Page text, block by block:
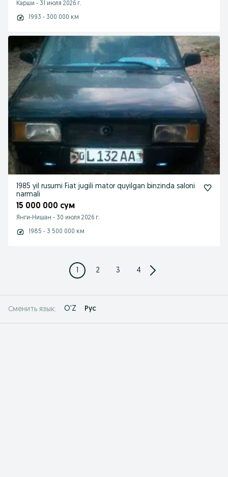
Карши - 31 июля 2026 г.
1993 - 300 000 км
1985 yil rusumi Fiat jugili mator quyilgan binzinda saloni
narmali
15 000 000 сум
Янги-Нишан - 30 июля 2026 г.
1985 - 3 500 000 км
1 2 3 4
Сменить язык: O'Z Рус